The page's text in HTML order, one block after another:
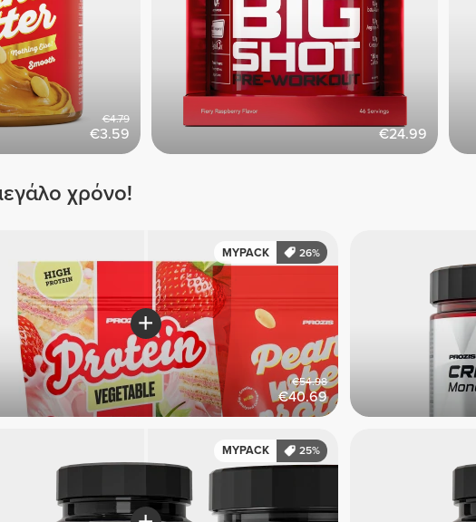
€3.59
€4.79
€24.99
χρόνο!
MYPACK 26%
€40.69
€54.98
MYPACK 25%